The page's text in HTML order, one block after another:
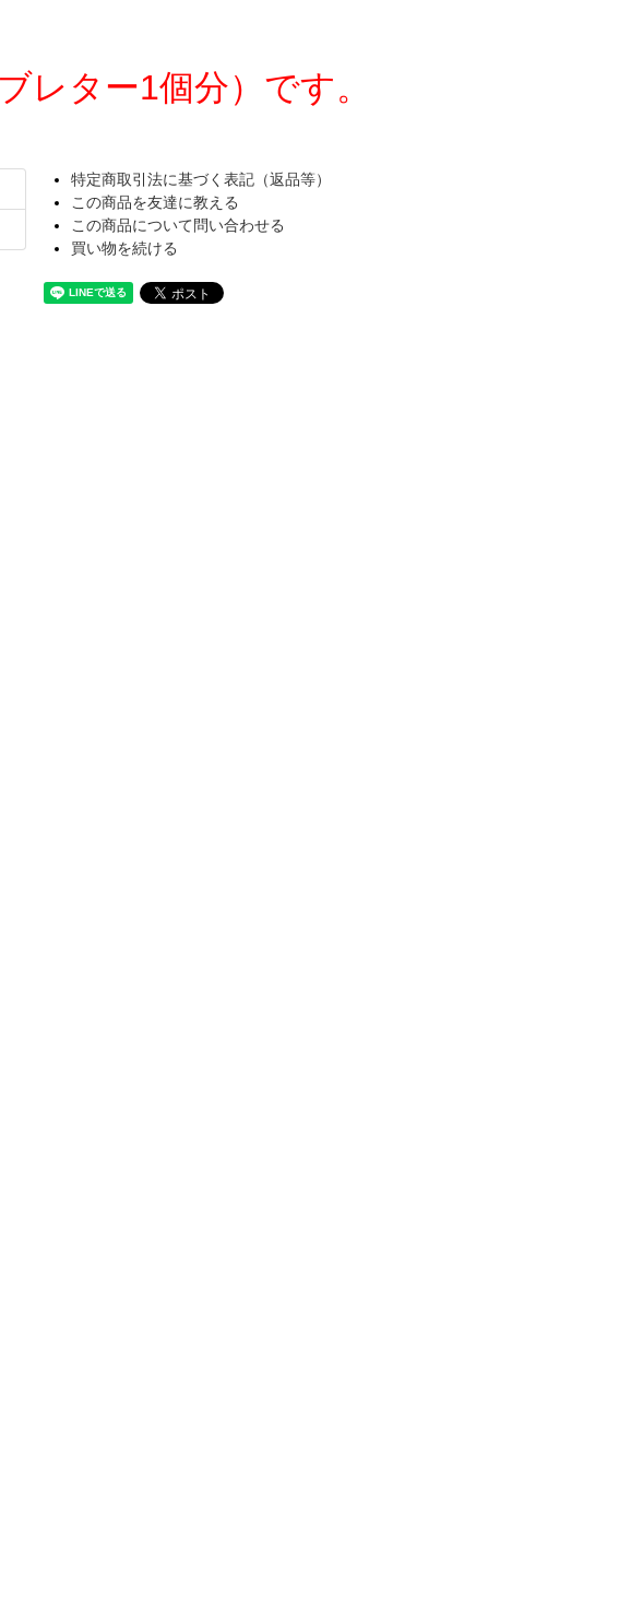
レター1個分）です。
特定商取引法に基づく表記（返品等）
この商品を友達に教える
この商品について問い合わせる
買い物を続ける